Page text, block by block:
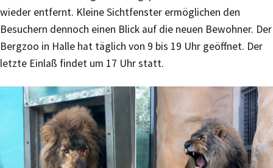
wieder entfernt. Kleine Sichtfenster ermöglichen den
Besuchern dennoch einen Blick auf die neuen Bewohner. Der
Bergzoo in Halle hat täglich von 9 bis 19 Uhr geöffnet. Der
letzte Einlaß findet um 17 Uhr statt.